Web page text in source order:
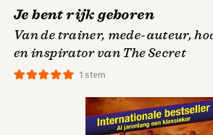
1 stem
Je bent rijk geboren
Van de trainer, mede-auteur,
en inspirator van The Secret